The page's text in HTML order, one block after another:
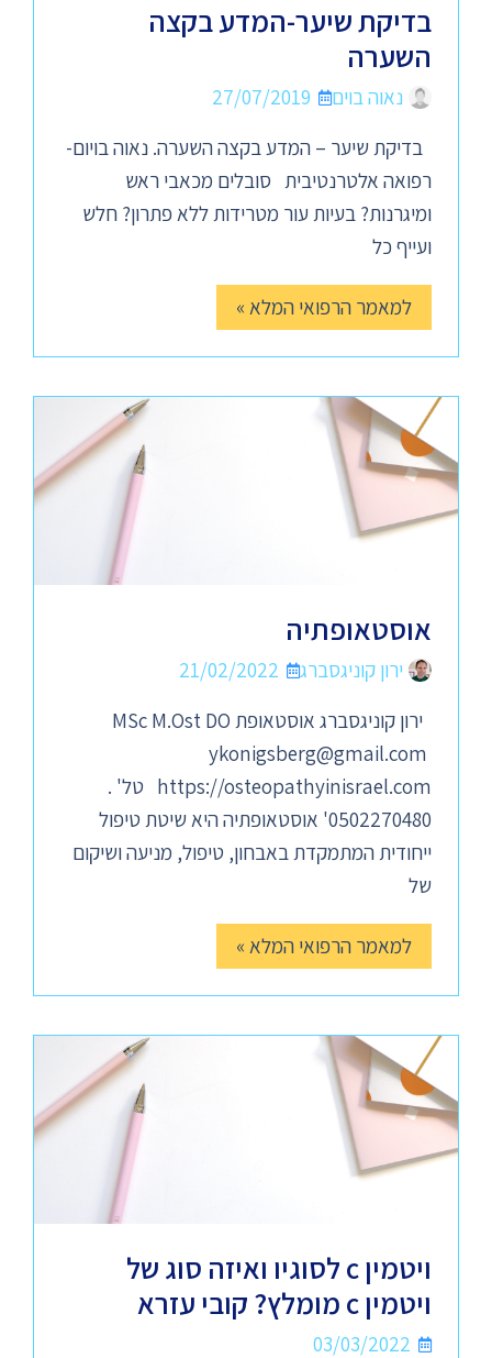
בדיקת שיער-המדע בקצה
השערה
נאוה בוים
27/07/2019
בדיקת שיער – המדע בקצה השערה. נאוה בויום-
רפואה אלטרנטיבית סובלים מכאבי ראש
ומיגרנות? בעיות עור מטרידות ללא פתרון? חלש
ועייף כל
למאמר הרפואי המלא »
אוסטאופתיה
ירון קוניגסברג
21/02/2022
ירון קוניגסברג אוסטאופת MSc M.Ost DO
ykonigsberg@gmail.com
https://osteopathyinisrael.com טל' .
0502270480' אוסטאופתיה היא שיטת טיפול
ייחודית המתמקדת באבחון, טיפול, מניעה ושיקום
של
למאמר הרפואי המלא »
ויטמין c לסוגיו ואיזה סוג של
ויטמין c מומלץ? קובי עזרא
03/03/2022